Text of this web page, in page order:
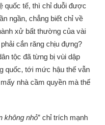
quốc tế, thì chỉ duỗi được
ngần, chẳng biết chỉ về
xử bất thường của vài
cắn răng chịu đựng?
tộc đã từng bị vùi dập
quốc, tới mức hậu thế vẫn
nhà cầm quyền mà thế
không nhỏ” chỉ trích mạnh